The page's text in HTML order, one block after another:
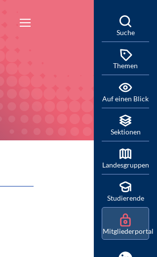
Suche
Themen
Auf einen Blick
Sektionen
Landesgruppen
Studierende
Mitgliederportal